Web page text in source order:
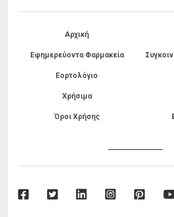
Αρχική
Εφημερεύοντα Φαρμακεία
Εορτολόγιο
Χρήσιμα
Όροι Χρήσης
------------------------------